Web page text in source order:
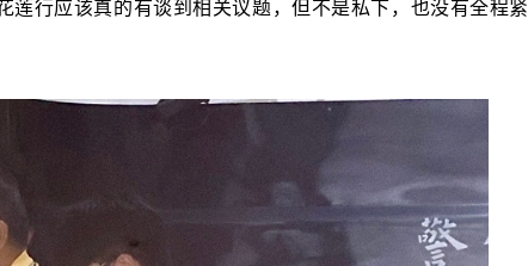
莲行应该真的有谈到相关议题，但不是私下，也没有全程紧